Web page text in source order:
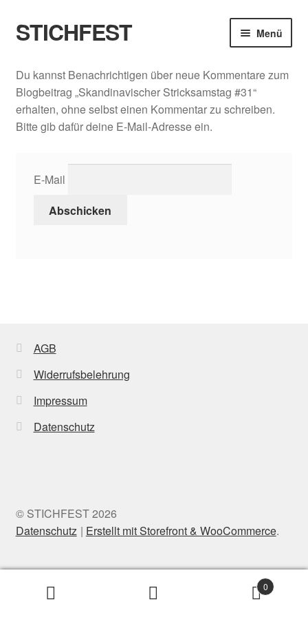
Zur
Navigation
Zum
Inhalt
STICHFEST Menü
Blog
About me
Du kannst Benachrichtigen über neue Kommentare zum
Blogbeitrag „Skandinavischer Stricksamstag #31“
erhalten, ohne selbst einen Kommentar zu schreiben.
Bitte gib dafür deine E-Mail-Adresse ein.
E-Mail
AGB
Widerrufsbelehrung
Impressum
Datenschutz
© STICHFEST 2026
Datenschutz
Erstellt mit Storefront & WooCommerce.
0